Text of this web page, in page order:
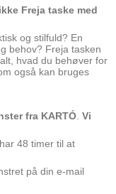
Freja taske med
og stilfuld? En
behov? Freja tasken
hvad du behøver for
også kan bruges
fra KARTÓ Vi
48 timer til at
på din e-mail